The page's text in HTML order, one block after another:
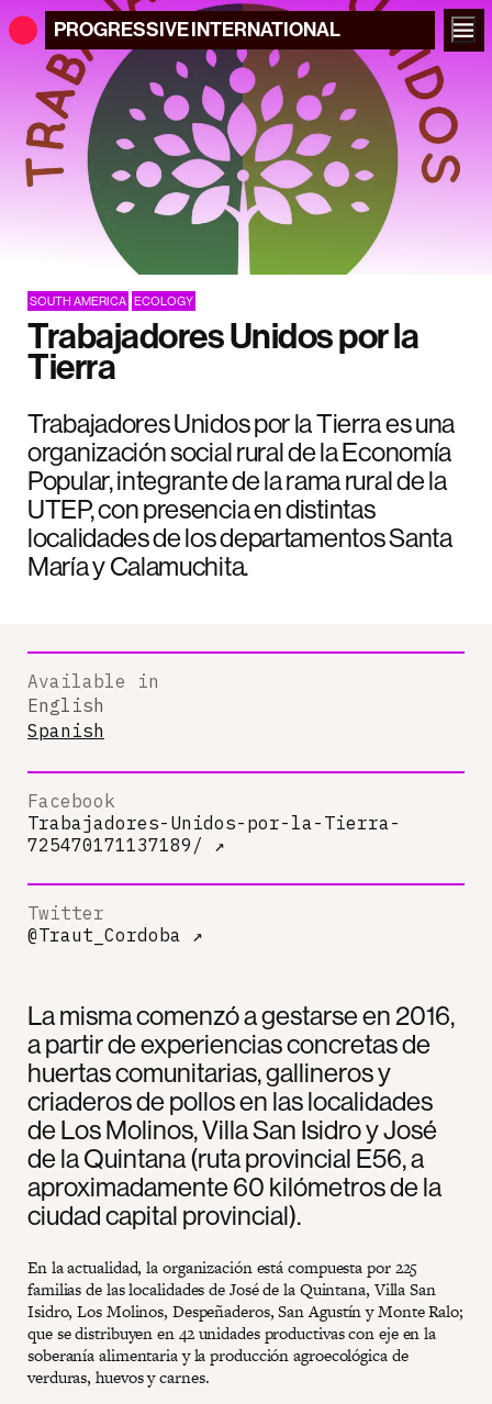
PROGRESSIVEINTERNATIONAL
SOUTH AMERICA ECOLOGY
Trabajadores Unidos por la
Tierra
Trabajadores Unidos por la Tierra es una
organización social rural de la Economía
Popular, integrante de la rama rural de la
UTEP, con presencia en distintas
localidades de los departamentos Santa
María y Calamuchita.
La misma comenzó a gestarse en 2016,
a partir de experiencias concretas de
huertas comunitarias, gallineros y
criaderos de pollos en las localidades
de Los Molinos, Villa San Isidro y José
de la Quintana (ruta provincial E56, a
aproximadamente 60 kilómetros de la
ciudad capital provincial).
En la actualidad, la organización está compuesta por 225
familias de las localidades de José de la Quintana, Villa San
Isidro, Los Molinos, Despeñaderos, San Agustín y Monte Ralo;
que se distribuyen en 42 unidades productivas con eje en la
soberanía alimentaria y la producción agroecológica de
verduras, huevos y carnes.
Available in
English
Spanish
Facebook
Trabajadores-Unidos-por-la-Tierra-
725470171137189/ ↗
Twitter
@Traut_Cordoba ↗